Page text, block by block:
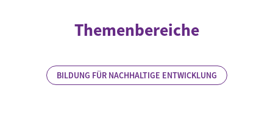
Themenbereiche
BILDUNG FÜR NACHHALTIGE ENTWICKLUNG